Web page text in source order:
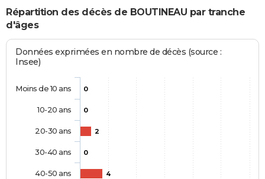
Répartition des décès de BOUTINEAU par tranche
d'âges
Données exprimées en nombre de décès (source :
Insee)
0
0
2
0
4
Moins de 10 ans
10-20 ans
20-30 ans
30-40 ans
40-50 ans